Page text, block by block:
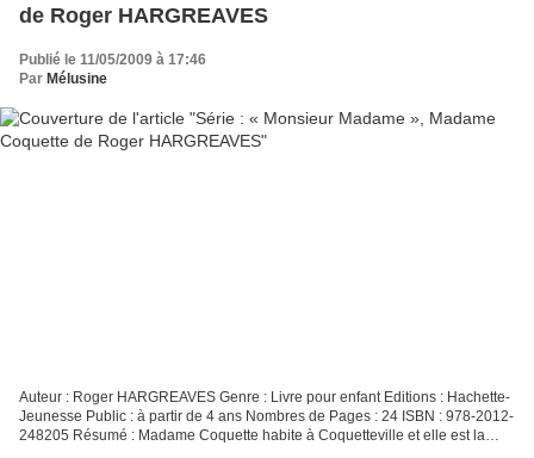
de Roger HARGREAVES
Publié le 11/05/2009 à 17:46
Par Mélusine
Auteur : Roger HARGREAVES Genre : Livre pour enfant Editions : Hachette-
Jeunesse Public : à partir de 4 ans Nombres de Pages : 24 ISBN : 978-2012-
248205 Résumé : Madame Coquette habite à Coquetteville et elle est la